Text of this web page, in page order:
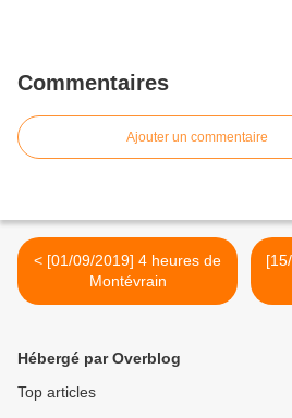
Commentaires
Ajouter un commentaire
< [01/09/2019] 4 heures de
Montévrain
Hébergé par Overblog
Top articles